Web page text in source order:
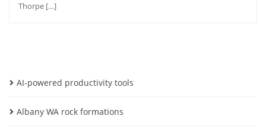
Thorpe […]
AI-powered productivity tools
Albany WA rock formations